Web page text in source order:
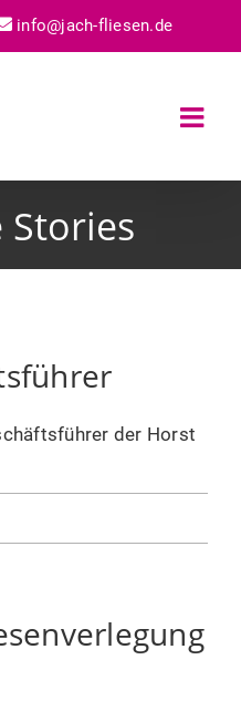
info@jach-fliesen.de
der Horst